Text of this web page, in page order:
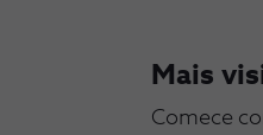
Mais
Comece